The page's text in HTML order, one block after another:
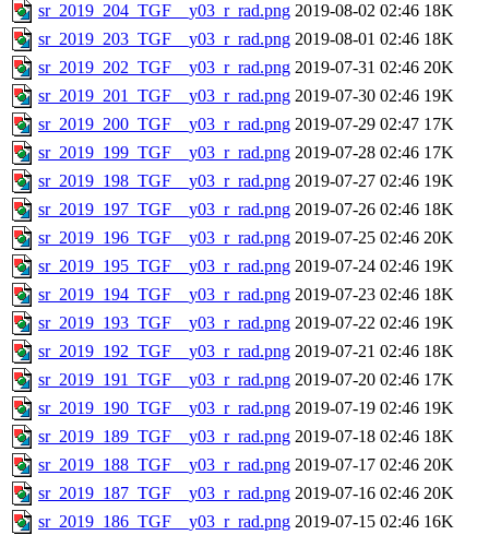
sr_2019_204_TGF__y03_r_rad.png 2019-08-02 02:46 18K
sr_2019_203_TGF__y03_r_rad.png 2019-08-01 02:46 18K
sr_2019_202_TGF__y03_r_rad.png 2019-07-31 02:46 20K
sr_2019_201_TGF__y03_r_rad.png 2019-07-30 02:46 19K
sr_2019_200_TGF__y03_r_rad.png 2019-07-29 02:47 17K
sr_2019_199_TGF__y03_r_rad.png 2019-07-28 02:46 17K
sr_2019_198_TGF__y03_r_rad.png 2019-07-27 02:46 19K
sr_2019_197_TGF__y03_r_rad.png 2019-07-26 02:46 18K
sr_2019_196_TGF__y03_r_rad.png 2019-07-25 02:46 20K
sr_2019_195_TGF__y03_r_rad.png 2019-07-24 02:46 19K
sr_2019_194_TGF__y03_r_rad.png 2019-07-23 02:46 18K
sr_2019_193_TGF__y03_r_rad.png 2019-07-22 02:46 19K
sr_2019_192_TGF__y03_r_rad.png 2019-07-21 02:46 18K
sr_2019_191_TGF__y03_r_rad.png 2019-07-20 02:46 17K
sr_2019_190_TGF__y03_r_rad.png 2019-07-19 02:46 19K
sr_2019_189_TGF__y03_r_rad.png 2019-07-18 02:46 18K
sr_2019_188_TGF__y03_r_rad.png 2019-07-17 02:46 20K
sr_2019_187_TGF__y03_r_rad.png 2019-07-16 02:46 20K
sr_2019_186_TGF__y03_r_rad.png 2019-07-15 02:46 16K